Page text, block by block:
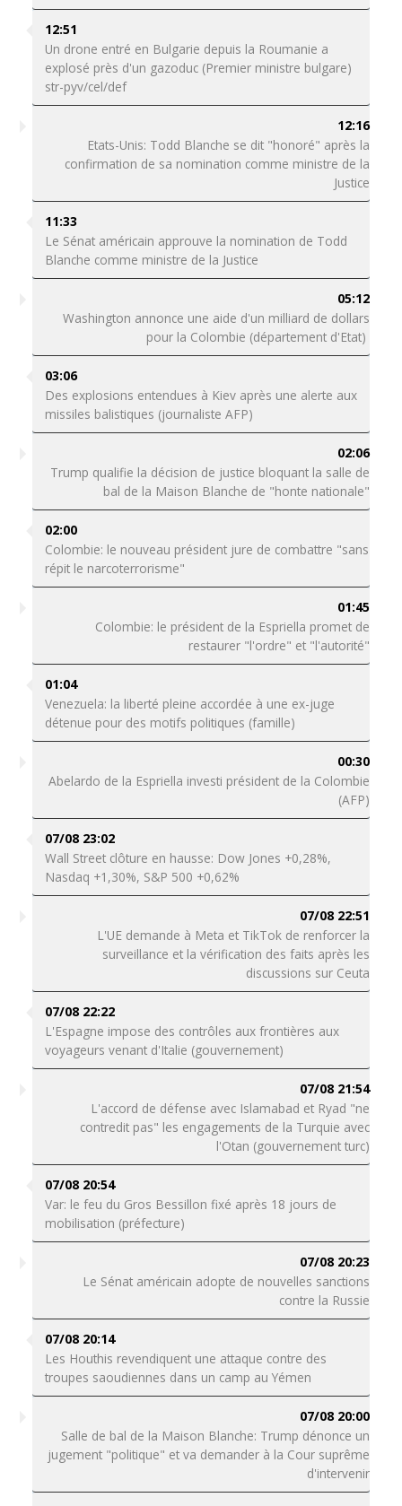
12:51
Un drone entré en Bulgarie depuis la Roumanie a
explosé près d'un gazoduc (Premier ministre bulgare)
str-pyv/cel/def
12:16
Etats-Unis: Todd Blanche se dit "honoré" après la
confirmation de sa nomination comme ministre de la
Justice
11:33
Le Sénat américain approuve la nomination de Todd
Blanche comme ministre de la Justice
05:12
Washington annonce une aide d'un milliard de dollars
pour la Colombie (département d'Etat)
03:06
Des explosions entendues à Kiev après une alerte aux
missiles balistiques (journaliste AFP)
02:06
Trump qualifie la décision de justice bloquant la salle de
bal de la Maison Blanche de "honte nationale"
02:00
Colombie: le nouveau président jure de combattre "sans
répit le narcoterrorisme"
01:45
Colombie: le président de la Espriella promet de
restaurer "l'ordre" et "l'autorité"
01:04
Venezuela: la liberté pleine accordée à une ex-juge
détenue pour des motifs politiques (famille)
00:30
Abelardo de la Espriella investi président de la Colombie
(AFP)
07/08 23:02
Wall Street clôture en hausse: Dow Jones +0,28%,
Nasdaq +1,30%, S&P 500 +0,62%
07/08 22:51
L'UE demande à Meta et TikTok de renforcer la
surveillance et la vérification des faits après les
discussions sur Ceuta
07/08 22:22
L'Espagne impose des contrôles aux frontières aux
voyageurs venant d'Italie (gouvernement)
07/08 21:54
L'accord de défense avec Islamabad et Ryad "ne
contredit pas" les engagements de la Turquie avec
l'Otan (gouvernement turc)
07/08 20:54
Var: le feu du Gros Bessillon fixé après 18 jours de
mobilisation (préfecture)
07/08 20:23
Le Sénat américain adopte de nouvelles sanctions
contre la Russie
07/08 20:14
Les Houthis revendiquent une attaque contre des
troupes saoudiennes dans un camp au Yémen
07/08 20:00
Salle de bal de la Maison Blanche: Trump dénonce un
jugement "politique" et va demander à la Cour suprême
d'intervenir